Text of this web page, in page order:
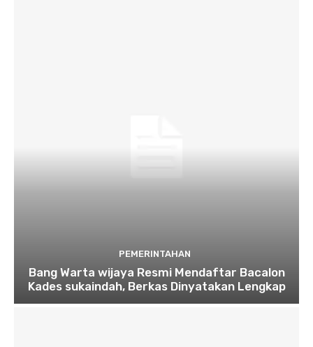
PEMERINTAHAN
Bang Warta wijaya Resmi Mendaftar Bacalon
Kades sukaindah, Berkas Dinyatakan Lengkap